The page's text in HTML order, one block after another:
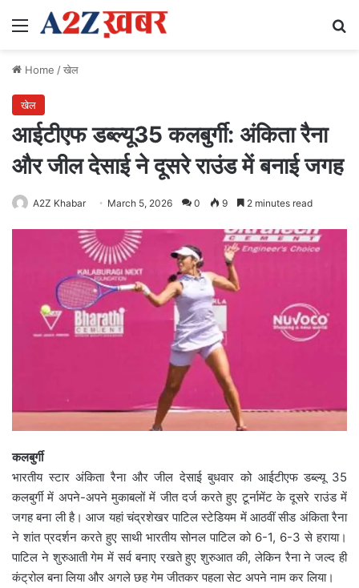
Menu
Home /खेल
खेल
आईटीएफ डब्ल्यू35 कलबुर्गी: अंकिता रैना
और जील देसाई ने दूसरे राउंड में बनाई जगह
A2Z Khabar March 5, 2026 0 9 2 minutes read
कलबुर्गी
भारतीय स्टार अंकिता रैना और जील देसाई बुधवार को आईटीएफ डब्ल्यू 35
कलबुर्गी में अपने-अपने मुकाबलों में जीत दर्ज करते हुए टूर्नामेंट के दूसरे राउंड में
जगह बना ली है। आज यहां चंद्रशेखर पाटिल स्टेडियम में आठवीं सीड अंकिता रैना
ने शांत प्रदर्शन करते हुए साथी भारतीय सोनल पाटिल को 6-1, 6-3 से हराया।
पाटिल ने शुरुआती गेम में सर्व बनाए रखते हुए शुरुआत की, लेकिन रैना ने जल्द ही
कंट्रोल बना लिया और अगले छह गेम जीतकर पहला सेट अपने नाम कर लिया।